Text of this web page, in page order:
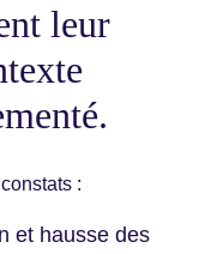
leur
:
et hausse des